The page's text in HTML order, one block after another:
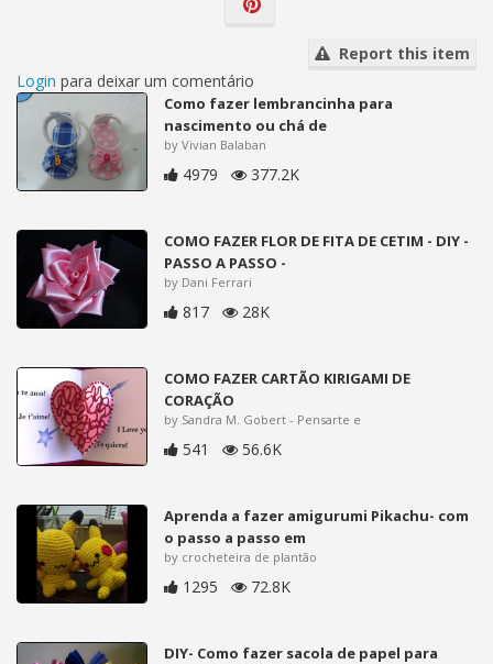
Report this item
Login para deixar um comentário
Como fazer lembrancinha para
nascimento ou chá de
by Vivian Balaban
4979 377.2K
COMO FAZER FLOR DE FITA DE CETIM - DIY -
PASSO A PASSO -
by Dani Ferrari
817 28K
COMO FAZER CARTÃO KIRIGAMI DE
CORAÇÃO
by Sandra M. Gobert - Pensarte e
541 56.6K
Aprenda a fazer amigurumi Pikachu- com
o passo a passo em
by crocheteira de plantão
1295 72.8K
DIY- Como fazer sacola de papel para